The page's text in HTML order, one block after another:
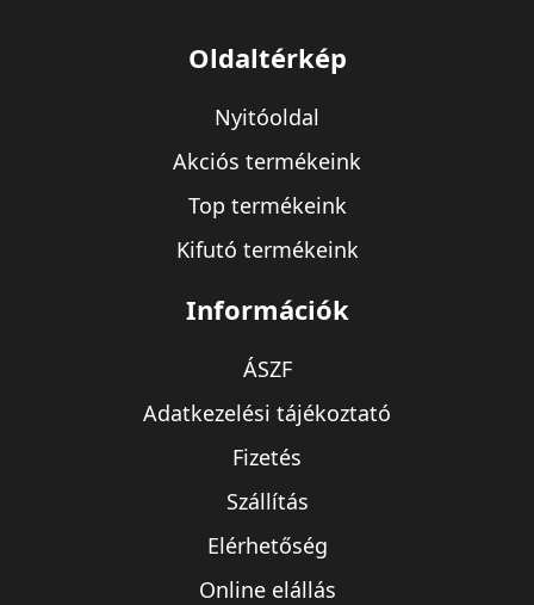
Oldaltérkép
Nyitóoldal
Akciós termékeink
Top termékeink
Kifutó termékeink
Információk
ÁSZF
Adatkezelési tájékoztató
Fizetés
Szállítás
Elérhetőség
Online elállás